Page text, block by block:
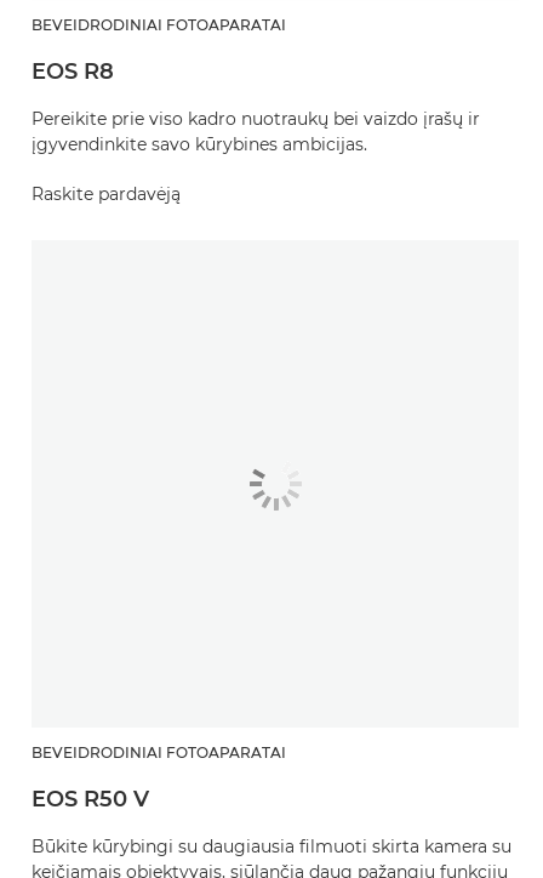
BEVEIDRODINIAI FOTOAPARATAI
EOS R8
Pereikite prie viso kadro nuotraukų bei vaizdo įrašų ir
įgyvendinkite savo kūrybines ambicijas.
Raskite pardavėją
BEVEIDRODINIAI FOTOAPARATAI
EOS R50 V
Būkite kūrybingi su daugiausia filmuoti skirta kamera su
keičiamais objektyvais, siūlančia daug pažangių funkcijų